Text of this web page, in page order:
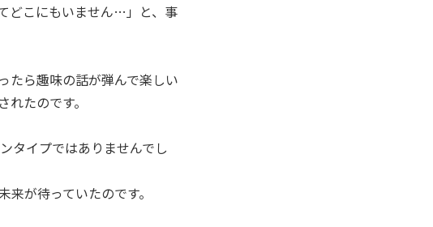
どこにもいません…」と、事
たら趣味の話が弾んで楽しい
たのです。
タイプではありませんでし
が待っていたのです。